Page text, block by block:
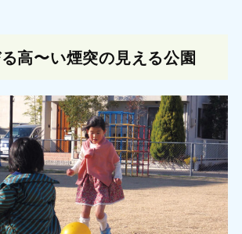
高〜い煙突の見える公園